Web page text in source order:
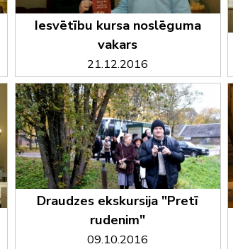
Iesvētību kursa noslēguma
vakars
21.12.2016
Draudzes ekskursija "Pretī
rudenim"
09.10.2016